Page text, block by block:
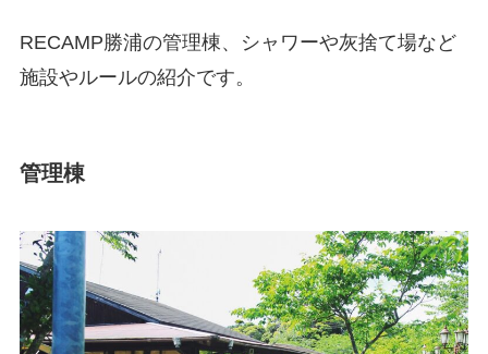
RECAMP勝浦の管理棟、シャワーや灰捨て場など
施設やルールの紹介です。
管理棟